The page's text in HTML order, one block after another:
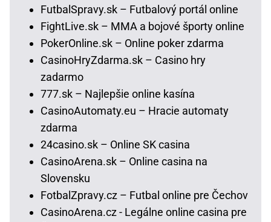
FutbalSpravy.sk – Futbalový portál online
FightLive.sk – MMA a bojové športy online
PokerOnline.sk – Online poker zdarma
CasinoHryZdarma.sk – Casino hry
zadarmo
777.sk – Najlepšie online kasína
CasinoAutomaty.eu – Hracie automaty
zdarma
24casino.sk – Online SK casina
CasinoArena.sk – Online casina na
Slovensku
FotbalZpravy.cz – Futbal online pre Čechov
CasinoArena.cz - Legálne online casina pre